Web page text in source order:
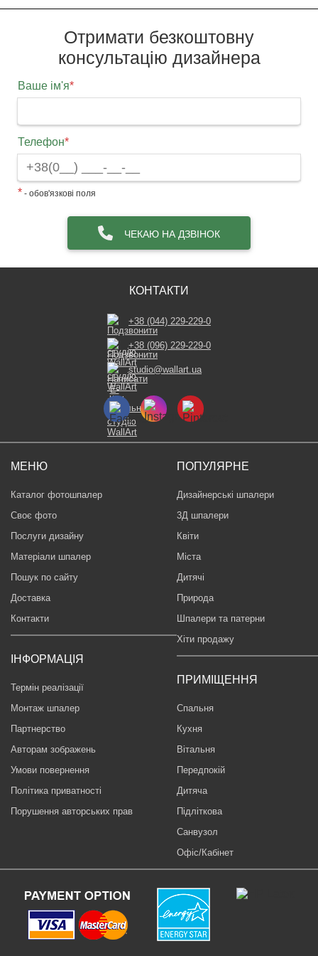
Отримати безкоштовну
консультацію дизайнера
Ваше ім'я*
Телефон*
* - обов'язкові поля
ЧЕКАЮ НА ДЗВІНОК
МЕНЮ
Каталог фотошпалер
Своє фото
Послуги дизайну
Матеріали шпалер
Пошук по сайту
Доставка
Контакти
ІНФОРМАЦІЯ
Термін реалізації
Монтаж шпалер
Партнерство
Авторам зображень
Умови повернення
Політика приватності
Порушення авторських прав
ПОПУЛЯРНЕ
Дизайнерські шпалери
3Д шпалери
Квіти
Міста
Дитячі
Природа
Шпалери та патерни
Хіти продажу
ПРИМІЩЕННЯ
Спальня
Кухня
Вітальня
Передпокій
Дитяча
Підліткова
Санвузол
Офіс/Кабінет
КОНТАКТИ
+38 (044) 229-229-0
+38 (096) 229-229-0
studio@wallart.ua